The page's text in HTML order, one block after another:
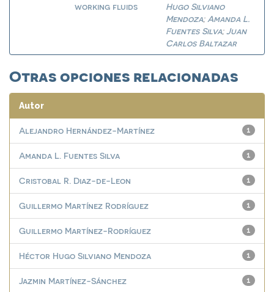
working fluids
Hugo Silviano
Mendoza; Amanda L.
Fuentes Silva;Juan
Carlos Baltazar
Otras opciones relacionadas
Autor
1
Alejandro Hernández-Martínez
1
Amanda L. Fuentes Silva
1
Cristobal R. Diaz-de-Leon
1
Guillermo Martínez Rodríguez
1
Guillermo Martínez-Rodríguez
1
Héctor Hugo Silviano Mendoza
1
Jazmin Martínez-Sánchez